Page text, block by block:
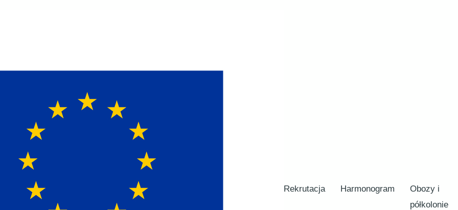
Rekrutacja Harmonogram
Obozy i
półkolonie